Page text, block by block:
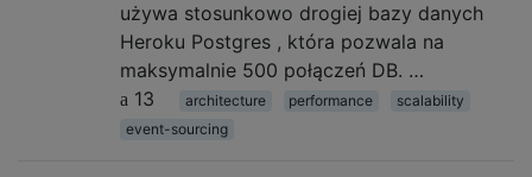
używa stosunkowo drogiej bazy danych
Heroku Postgres , która pozwala na
maksymalnie 500 połączeń DB. …
13
architecture performance
scalability
event-sourcing